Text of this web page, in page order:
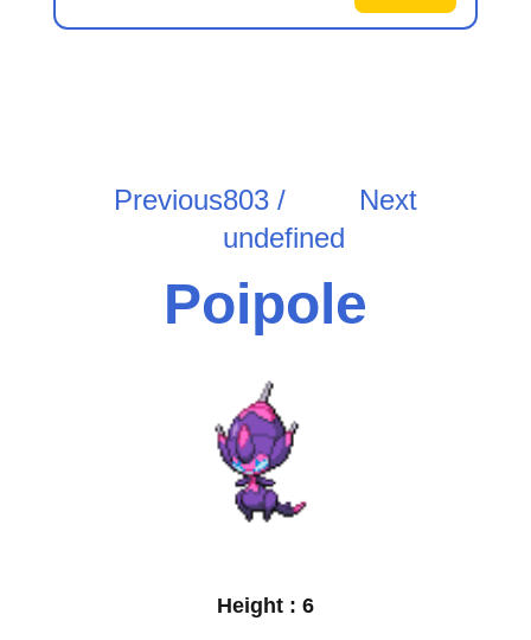
Previous803 /
undefined
Next
Poipole
Height : 6